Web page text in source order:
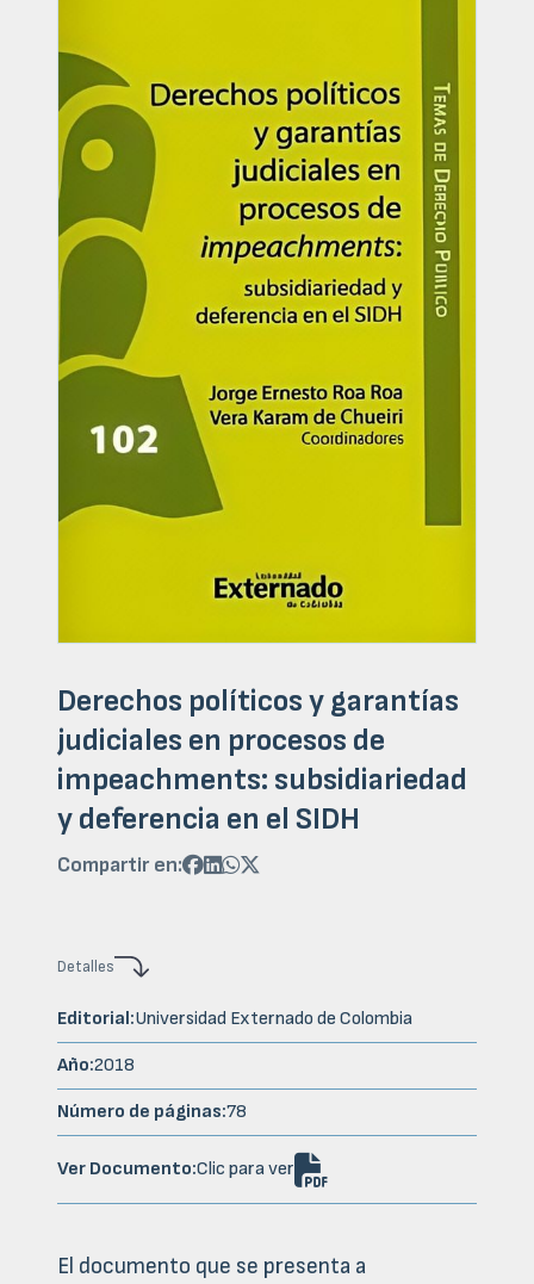
Derechos políticos y garantías
judiciales en procesos de
impeachments: subsidiariedad
y deferencia en el SIDH
Compartir en:
Detalles
Editorial:Universidad Externado de Colombia
Año:2018
Número de páginas:78
Ver Documento:Clic para ver 
El documento que se presenta a